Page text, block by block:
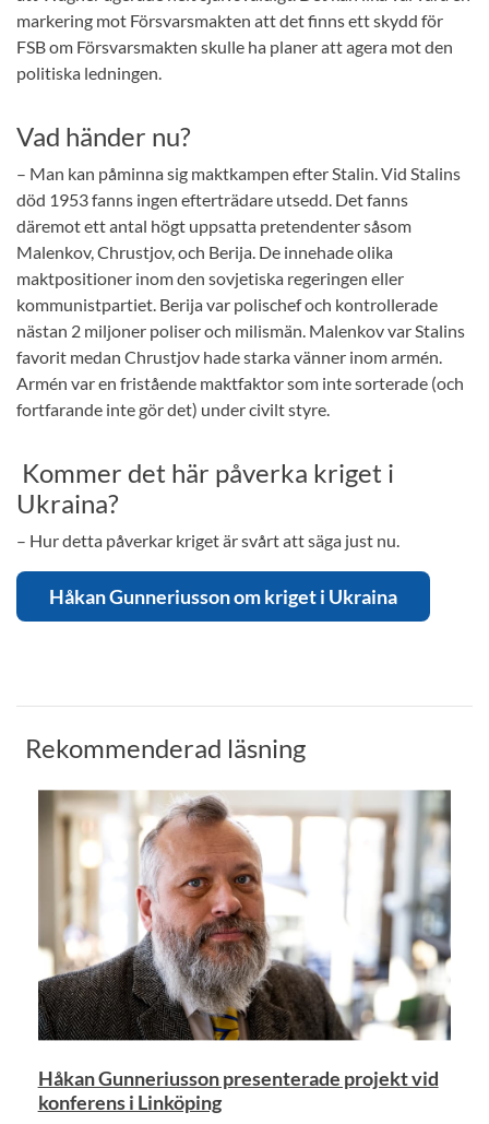
markering mot Försvarsmakten att det finns ett skydd för
FSB om Försvarsmakten skulle ha planer att agera mot den
politiska ledningen.
Vad händer nu?
– Man kan påminna sig maktkampen efter Stalin. Vid Stalins
död 1953 fanns ingen efterträdare utsedd. Det fanns
däremot ett antal högt uppsatta pretendenter såsom
Malenkov, Chrustjov, och Berija. De innehade olika
maktpositioner inom den sovjetiska regeringen eller
kommunistpartiet. Berija var polischef och kontrollerade
nästan 2 miljoner poliser och milismän. Malenkov var Stalins
favorit medan Chrustjov hade starka vänner inom armén.
Armén var en fristående maktfaktor som inte sorterade (och
fortfarande inte gör det) under civilt styre.
Kommer det här påverka kriget i
Ukraina?
– Hur detta påverkar kriget är svårt att säga just nu.
Håkan Gunneriusson om kriget i Ukraina
Rekommenderad läsning
Håkan Gunneriusson presenterade projekt vid
konferens i Linköping